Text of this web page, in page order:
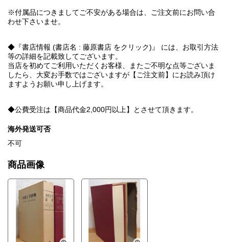
※付属品につきましてご不安がある場合は、ご注文前にお問い合
わせ下さいませ。
◆『書店情報 (書店名 : 藤原書店 をクリック)』 には、お取引方法
等の詳細を記載致してございます。
当店を初めてご利用いただくお客様、またご不明な点等ございま
したら、大変お手数ではございますが【ご注文前】にお読み頂け
ますようお願い申し上げます。
◆公費受注は【商品代金2,000円以上】とさせて頂きます。
海外発送可否
不可
商品画像